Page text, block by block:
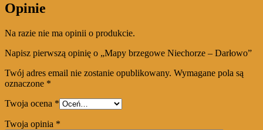
Opinie
Na razie nie ma opinii o produkcie.
Napisz pierwszą opinię o „Mapy brzegowe Niechorze – Darłowo”
Twój adres email nie zostanie opublikowany. Wymagane pola są
oznaczone *
Twoja ocena *
Twoja opinia *